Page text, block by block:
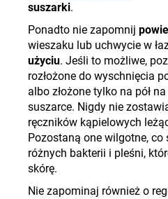
suszarki.
Ponadto nie zapomnij
wieszaku lub uchwycie w
użyciu. Jeśli to możliwe,
rozłożone do wyschnięcia
albo złożone tylko na pół
suszarce. Nigdy nie
ręczników kąpielowych
Pozostaną one wilgotne,
różnych bakterii i pleśni,
skórę.
Nie zapominaj również o